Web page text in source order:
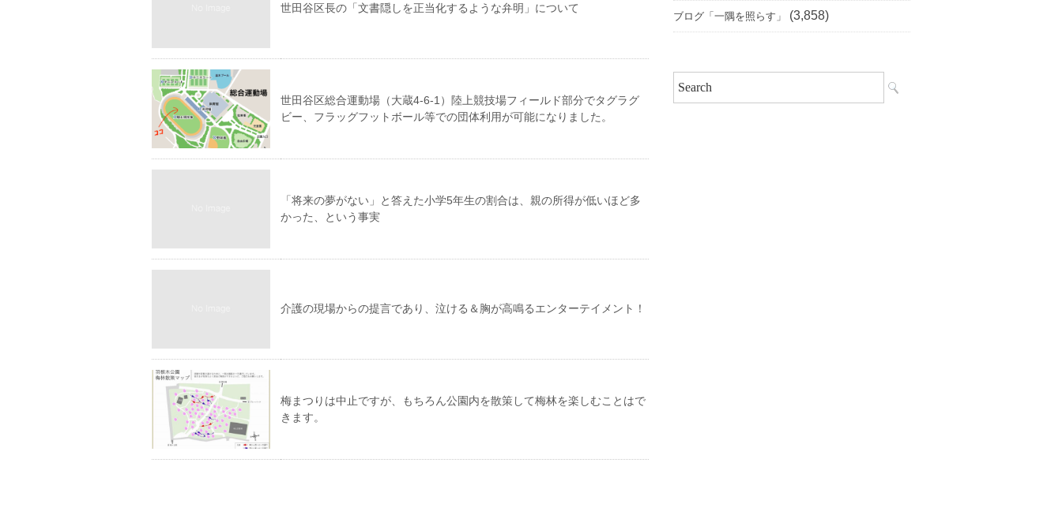
世田谷区長の「文書隠しを正当化するような弁明」について
世田谷区総合運動場（大蔵4-6-1）陸上競技場フィールド部分でタグラグ
ビー、フラッグフットボール等での団体利用が可能になりました。
「将来の夢がない」と答えた小学5年生の割合は、親の所得が低いほど多
かった、という事実
介護の現場からの提言であり、泣ける＆胸が高鳴るエンターテイメント！
梅まつりは中止ですが、もちろん公園内を散策して梅林を楽しむことはで
きます。
ブログ「一隅を照らす」 (3,858)